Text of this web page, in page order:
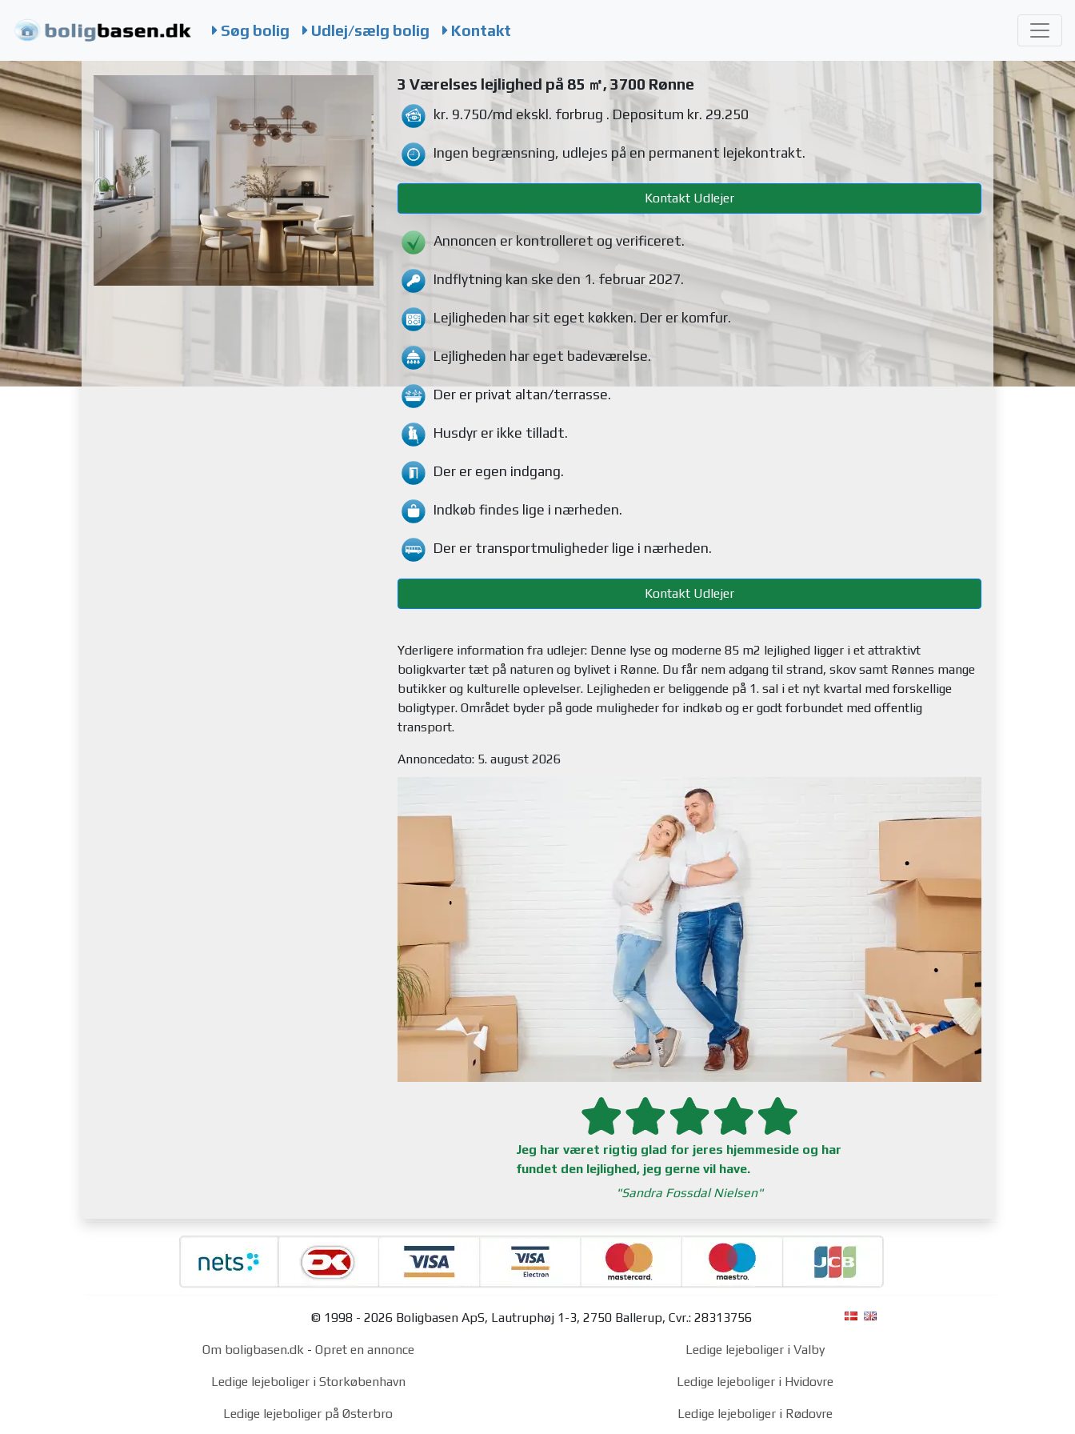
Søg bolig Udlej/sælg bolig Kontakt
3 Værelses lejlighed på 85 ㎡, 3700 Rønne
kr. 9.750/mdekskl. forbrug . Depositum kr. 29.250
Ingen begrænsning, udlejes på en permanent lejekontrakt.
Kontakt Udlejer
Annoncen er kontrolleret og verificeret.
Indflytning kan ske den 1. februar 2027.
Lejligheden har sit eget køkken. Der er komfur.
Lejligheden har eget badeværelse.
Der er privat altan/terrasse.
Husdyr er ikke tilladt.
Der er egen indgang.
Indkøb findes lige i nærheden.
Der er transportmuligheder lige i nærheden.
Kontakt Udlejer
Yderligere information fra udlejer: Denne lyse og moderne 85 m2 lejlighed ligger i et attraktivt
boligkvarter tæt på naturen og bylivet i Rønne. Du får nem adgang til strand, skov samt Rønnes mange
butikker og kulturelle oplevelser. Lejligheden er beliggende på 1. sal i et nyt kvartal med forskellige
boligtyper. Området byder på gode muligheder for indkøb og er godt forbundet med offentlig
Annoncedato: 5. august 2026
Jeg har været rigtig glad for jeres hjemmeside og har
fundet den lejlighed, jeg gerne vil have.
Sandra Fossdal Nielsen
© 1998 - 2026 Boligbasen ApS, Lautruphøj 1-3, 2750 Ballerup, Cvr.: 28313756
Om boligbasen.dk - Opret en annonce
Ledige lejeboliger i Storkøbenhavn
Ledige lejeboliger på Østerbro
Ledige lejeboliger i Valby
Ledige lejeboliger i Hvidovre
Ledige lejeboliger i Rødovre